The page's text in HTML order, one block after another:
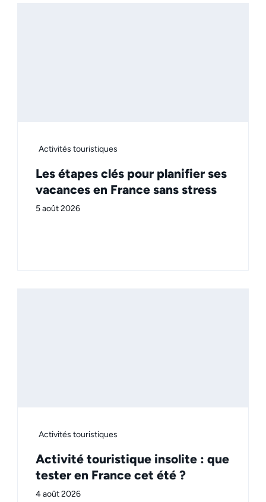
Activités touristiques
Les étapes clés pour planifier ses
vacances en France sans stress
5 août 2026
Activités touristiques
Activité touristique insolite : que
tester en France cet été ?
4 août 2026